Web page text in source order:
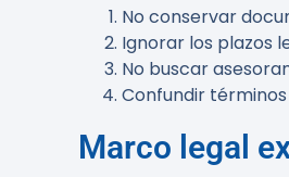
No conservar
Ignorar los plazos
No buscar
Confundir
Marco legal